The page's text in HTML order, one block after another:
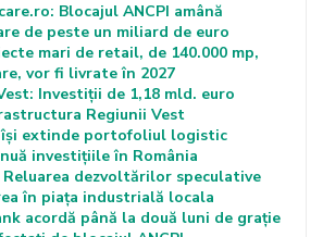
Blocajul ANCPI amână
de peste un miliard de euro
mari de retail, de 140.000 mp,
vor fi livrate în 2027
Investiții de 1,18 mld. euro
Regiunii Vest
își extinde portofoliul logistic
investițiile în România
Reluarea dezvoltărilor speculative
în piața industrială locala
acordă până la două luni de grație